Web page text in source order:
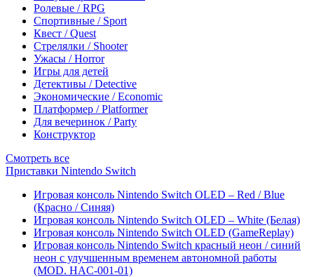
Ролевые / RPG
Спортивные / Sport
Квест / Quest
Стрелялки / Shooter
Ужасы / Horror
Игры для детей
Детективы / Detective
Экономические / Economic
Платформер / Platformer
Для вечеринок / Party
Конструктор
Смотреть все
Приставки Nintendo Switch
Игровая консоль Nintendo Switch OLED – Red / Blue
(Красно / Синяя)
Игровая консоль Nintendo Switch OLED – White (Белая)
Игровая консоль Nintendo Switch OLED (GameReplay)
Игровая консоль Nintendo Switch красный неон / синий
неон с улучшенным временем автономной работы
(MOD. HAC-001-01)